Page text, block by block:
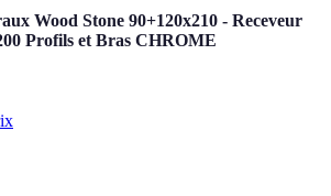
Wood Stone 90+120x210 - Receveur
Profils et Bras CHROME